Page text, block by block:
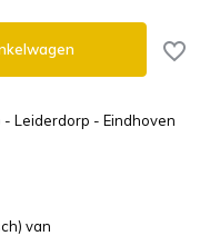
Leiderdorp - Eindhoven
van